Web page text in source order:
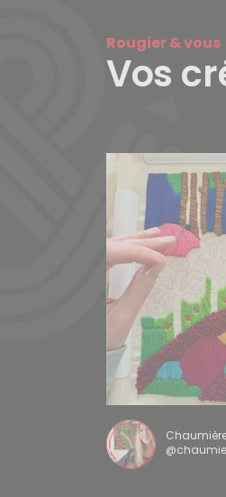
Rougier & vous
Vos